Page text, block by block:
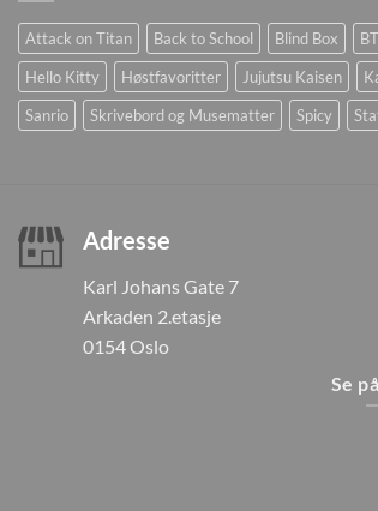
Attack on Titan Back to School Blind Box
Hello Kitty
Høstfavoritter Jujutsu Kaisen
Sanrio
Skrivebord og Musematter Spicy
Adresse
Karl Johans Gate 7
Arkaden 2.etasje
0154 Oslo
Se